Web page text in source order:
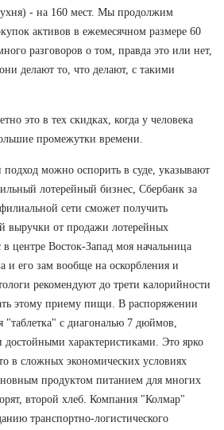
- на 160 мест. Мы продолжим
активов в ежемесячном размере 60
разговоров о том, правда это или нет,
делают то, что делают, с такими
это в тех скидках, когда у человека
промежутки времени.
подход можно оспорить в суде, указывают
лотерейный бизнес, Сбербанк за
сети сможет получить
выручки от продажи лотерейных
центре Восток-Запад моя начальница
и его зам вообще на оскорбления и
рекомендуют до трети калорийности
этому приему пищи. В распоряжении
"таблетка" с диагональю 7 дюймов,
достойными характеристиками. Это ярко
в сложных экономических условиях
продуктом питанием для многих
второй хлеб. Компания "Колмар"
транспортно-логистического